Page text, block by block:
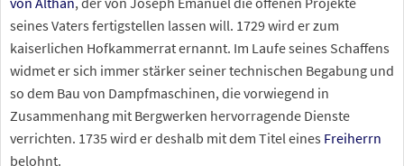
seines Vaters fertigstellen lassen will. 1729 wird er zum
kaiserlichen Hofkammerrat ernannt. Im Laufe seines Schaffens
widmet er sich immer stärker seiner technischen Begabung und
so dem Bau von Dampfmaschinen, die vorwiegend in
Zusammenhang mit Bergwerken hervorragende Dienste
verrichten. 1735 wird er deshalb mit dem Titel eines Freiherrn
belohnt.